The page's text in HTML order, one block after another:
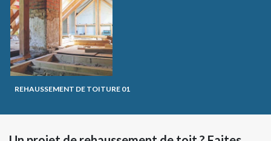
REHAUSSEMENT DE TOITURE 01